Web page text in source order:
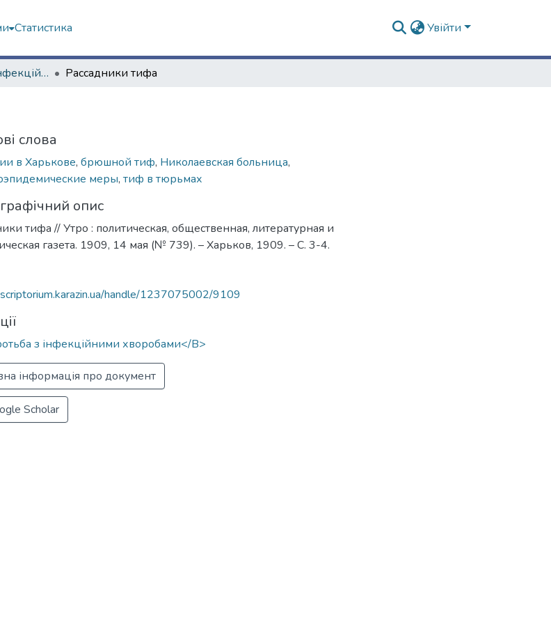
Статистика Увійти
<B>Боротьба з інфекційними хворобами</B> Рассадники тифа
слова
в Харькове, брюшной тиф, Николаевская больница,
меры, тиф в тюрьмах
опис
тифа // Утро : политическая, общественная, литературная и
газета. 1909, 14 мая (№ 739). – Харьков, 1909. – С. 3-4.
handle/1237075002/9109
з інфекційними хворобами</B>
інформація про документ
Scholar